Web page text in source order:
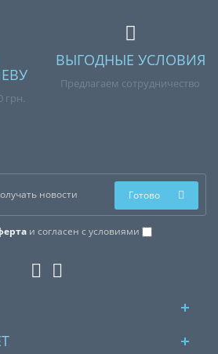
грн.
ВЫГОДНЫЕ УСЛОВИЯ
Предлагаем сотрудничество
и согласен с условиями
Готово